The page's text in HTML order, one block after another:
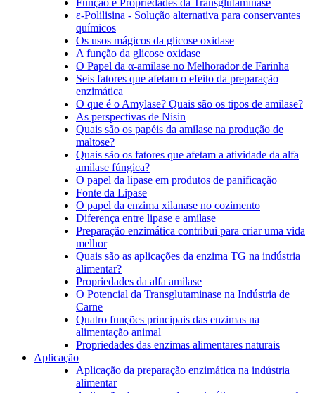
Função e Propriedades da Transglutaminase
ε-Polilisina - Solução alternativa para conservantes
químicos
Os usos mágicos da glicose oxidase
A função da glicose oxidase
O Papel da α-amilase no Melhorador de Farinha
Seis fatores que afetam o efeito da preparação
enzimática
O que é o Amylase? Quais são os tipos de amilase?
As perspectivas de Nisin
Quais são os papéis da amilase na produção de
maltose?
Quais são os fatores que afetam a atividade da alfa
amilase fúngica?
O papel da lipase em produtos de panificação
Fonte da Lipase
O papel da enzima xilanase no cozimento
Diferença entre lipase e amilase
Preparação enzimática contribui para criar uma vida
melhor
Quais são as aplicações da enzima TG na indústria
alimentar?
Propriedades da alfa amilase
O Potencial da Transglutaminase na Indústria de
Carne
Quatro funções principais das enzimas na
alimentação animal
Propriedades das enzimas alimentares naturais
Aplicação
Aplicação da preparação enzimática na indústria
alimentar